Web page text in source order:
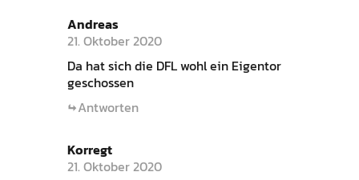
Andreas
21. Oktober 2020
Da hat sich die DFL wohl ein Eigentor
geschossen
Antworten
Korregt
21. Oktober 2020